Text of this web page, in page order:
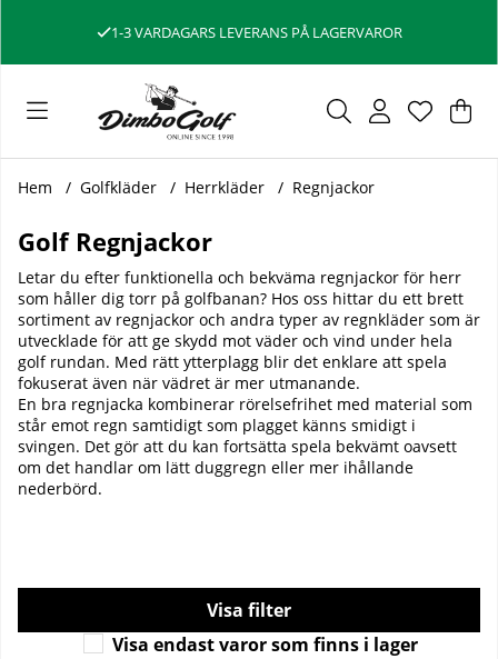
4.4/5⭐FRÅN VÅRA KUNDER PÅ GOOGLE
.
Hem Golfkläder Herrkläder Regnjackor
Golf Regnjackor
Letar du efter funktionella och bekväma regnjackor för herr
som håller dig torr på golfbanan? Hos oss hittar du ett brett
sortiment av regnjackor och andra typer av regnkläder som är
utvecklade för att ge skydd mot väder och vind under hela
golf rundan. Med rätt ytterplagg blir det enklare att spela
fokuserat även när vädret är mer utmanande.
En bra regnjacka kombinerar rörelsefrihet med material som
står emot regn samtidigt som plagget känns smidigt i
svingen. Det gör att du kan fortsätta spela bekvämt oavsett
om det handlar om lätt duggregn eller mer ihållande
nederbörd.
Filtrera
Visa endast varor som finns i lager